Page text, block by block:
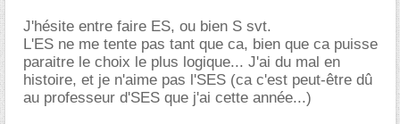
J'hésite entre faire ES, ou bien S svt.
L'ES ne me tente pas tant que ca, bien que ca puisse
paraitre le choix le plus logique... J'ai du mal en
histoire, et je n'aime pas l'SES (ca c'est peut-être dû
au professeur d'SES que j'ai cette année...)